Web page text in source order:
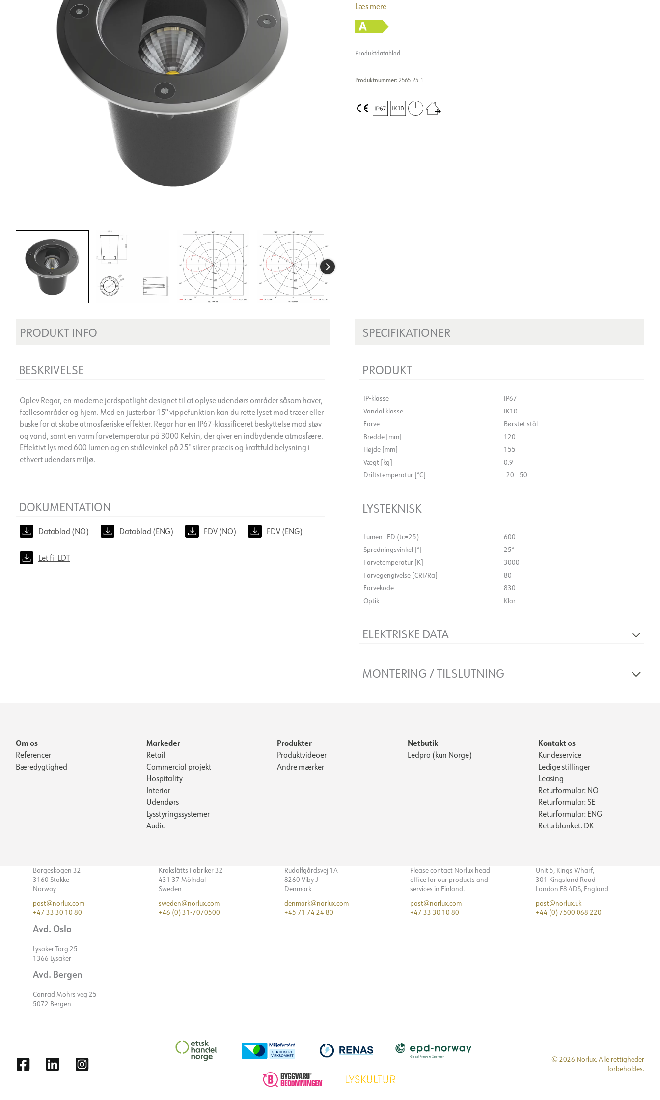
Læs mere
Produktdatablad
Produktnummer:2565-25-1
PRODUKT INFO
BESKRIVELSE
Oplev Regor, en moderne jordspotlight designet til at oplyse udendørs områder såsom haver,
fællesområder og hjem. Med en justerbar 15° vippefunktion kan du rette lyset mod træer eller
buske for at skabe atmosfæriske effekter. Regor har en IP67-klassificeret beskyttelse mod støv
og vand, samt en varm farvetemperatur på 3000 Kelvin, der giver en indbydende atmosfære.
Effektivt lys med 600 lumen og en strålevinkel på 25° sikrer præcis og kraftfuld belysning i
ethvert udendørs miljø.
DOKUMENTATION
Datablad (NO) Datablad (ENG) FDV (NO) FDV (ENG)
Let fil LDT
SPECIFIKATIONER
PRODUKT
IP-klasse
IP67
Vandal klasse
IK10
Farve
Børstet stål
Bredde [mm]
120
Højde [mm]
155
Vægt [kg]
0.9
Driftstemperatur [°C]
-20 - 50
LYSTEKNISK
Lumen LED (tc=25)
600
Spredningsvinkel [°]
25°
Farvetemperatur [K]
3000
Farvegengivelse [CRI/Ra]
80
Farvekode
830
Optik
Klar
ELEKTRISKE DATA
Spænding [V]
Isoleringsklasse
MONTERING / TILSLUTNING
Om os
Referencer
Bæredygtighed
Markeder
Retail
Commercial projekt
Hospitality
Interior
Udendørs
Lysstyringssystemer
Audio
Produkter
Produktvideoer
Andre mærker
Netbutik
Ledpro (kun Norge)
Kontakt os
Kundeservice
Ledige stillinger
Leasing
Returformular: NO
Returformular: SE
Returformular: ENG
Returblanket: DK
Borgeskogen 32
3160 Stokke
Norway
post@norlux.com
+47 33 30 10 80
Avd. Oslo
Lysaker Torg 25
1366 Lysaker
Avd. Bergen
Conrad Mohrs veg 25
5072 Bergen
Krokslätts Fabriker 32
431 37 Mölndal
Sweden
sweden@norlux.com
+46 (0) 31-7070500
Rudolfgårdsvej 1A
8260 Viby J
Denmark
denmark@norlux.com
+45 71 74 24 80
Please contact Norlux head
office for our products and
services in Finland.
post@norlux.com
+47 33 30 10 80
Unit 5, Kings Wharf,
301 Kingsland Road
London E8 4DS, England
post@norlux.uk
+44 (0) 7500 068 220
© 2026 Norlux. Alle rettigheder
forbeholdes.